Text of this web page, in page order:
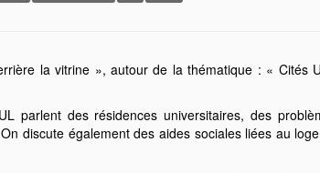
la vitrine », autour de la thématique : « Cités
parlent des résidences universitaires, des
discute également des aides sociales liées au